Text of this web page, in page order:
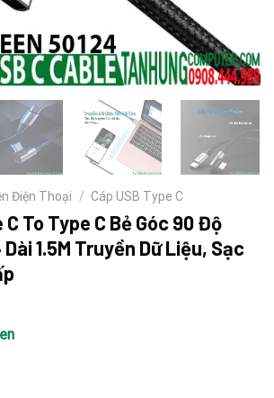
Điện Thoại / Cáp USB Type C
C To Type C Bẻ Góc 90 Độ
1.5M Truyền Dữ Liệu, Sạc